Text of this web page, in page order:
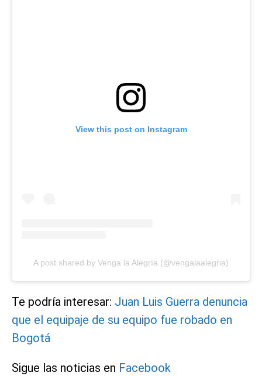
View this post on Instagram
A post shared by Venga la Alegría (@vengalaalegria)
Te podría interesar: Juan Luis Guerra denuncia
que el equipaje de su equipo fue robado en
Bogotá
Sigue las noticias en Facebook